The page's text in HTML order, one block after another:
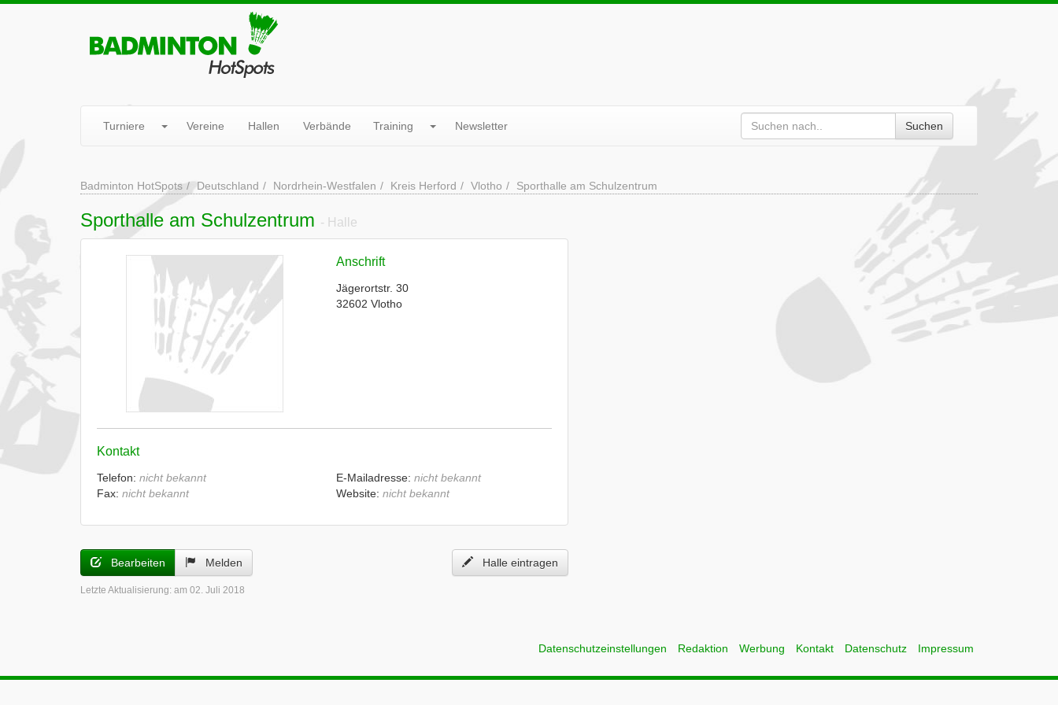
Turniere Vereine Hallen Verbände Training Newsletter Suchen
Badminton HotSpots Deutschland Nordrhein-Westfalen Kreis Herford Vlotho Sporthalle am Schulzentrum
Sporthalle am Schulzentrum - Halle
Anschrift
Jägerortstr. 30
32602 Vlotho
Kontakt
Telefon: nicht bekannt
Fax: nicht bekannt
E-Mailadresse: nicht bekannt
Website: nicht bekannt
Bearbeiten Melden Halle eintragen
Letzte Aktualisierung: am 02. Juli 2018
Datenschutzeinstellungen Redaktion Werbung Kontakt Datenschutz Impressum